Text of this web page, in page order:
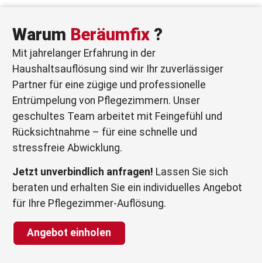
Warum Beräumfix?
Mit jahrelanger Erfahrung in der
Haushaltsauflösung sind wir Ihr zuverlässiger
Partner für eine zügige und professionelle
Entrümpelung von Pflegezimmern. Unser
geschultes Team arbeitet mit Feingefühl und
Rücksichtnahme – für eine schnelle und
stressfreie Abwicklung.
Jetzt unverbindlich anfragen! Lassen Sie sich
beraten und erhalten Sie ein individuelles Angebot
für Ihre Pflegezimmer-Auflösung.
Angebot einholen